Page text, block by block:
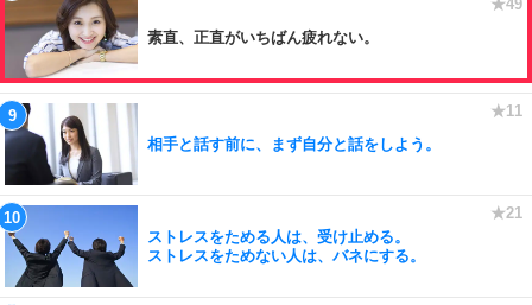
素直、正直がいちばん疲れない。
相手と話す前に、まず自分と話をしよう。
ストレスをためる人は、受け止める。
ストレスをためない人は、バネにする。